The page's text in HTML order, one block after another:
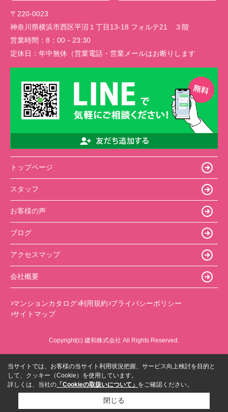
〒220-0023
神奈川県横浜市西区平沼１丁目13-18 フォルテ21 ３階
営業時間： 8：00－23:30
定休日： 年中無休（営業電話・営業メールはお断りします
トップページ
スタッフ
お客様の声
ブログ
アクセスマップ
会社概要
マンションカタログ 利用規約 プライバシーポリシー
サイトマップ
Copyright(c) 建和株式会社 All Rights Reserved.
当サイトでは、お客様の当サイト利用状況把握、サービス向上検討を目的と
して、クッキー（Cookie）を使用しています。
詳しくは、当社の 「Cookieの取扱いについて」 をご確認ください。
閉じる